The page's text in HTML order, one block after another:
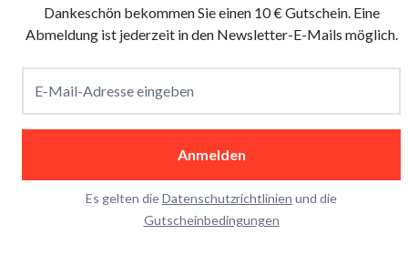
Dankeschön bekommen Sie einen 10 € Gutschein. Eine
Abmeldung ist jederzeit in den Newsletter-E-Mails möglich.
E-Mail-Adresse eingeben
Anmelden
Es gelten dieDatenschutzrichtlinien und die
Gutscheinbedingungen